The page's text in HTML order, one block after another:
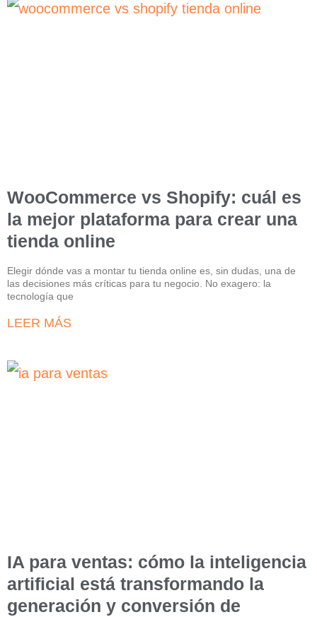
WooCommerce vs Shopify: cuál es
la mejor plataforma para crear una
tienda online
Elegir dónde vas a montar tu tienda online es, sin dudas, una de
las decisiones más críticas para tu negocio. No exagero: la
tecnología que
LEER MÁS
IA para ventas: cómo la inteligencia
artificial está transformando la
generación y conversión de